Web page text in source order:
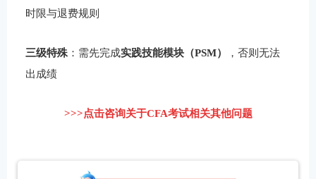
时限与退费规则
三级特殊：需先完成实践技能模块（PSM）
，否则无法
出成绩
>>>点击咨询关于CFA考试相关其他问题